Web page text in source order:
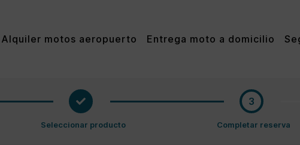
Alquiler motos aeropuerto Entrega moto a domicilio
3